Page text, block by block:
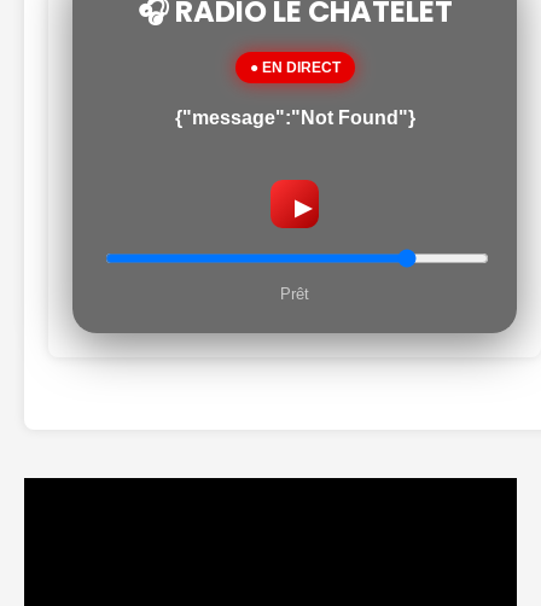
🎧 RADIO LE CHATELET
● EN DIRECT
{"message":"Not Found"}
▶
Prêt